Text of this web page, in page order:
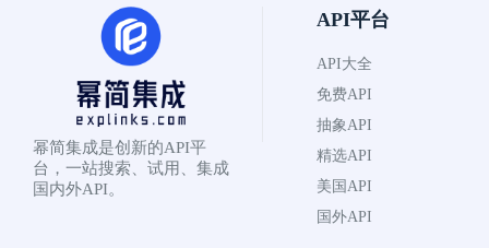
幂简集成是创新的API平
台，一站搜索、试用、集成
国内外API。
API平台
API大全
免费API
抽象API
精选API
美国API
国外API